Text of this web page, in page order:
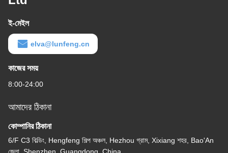
ই-মেইল
elva@lunfeng.cn
কাজের সময়
8:00-24:00
আমাদের ঠিকানা
কোম্পানির ঠিকানা
6/F C3 বিল্ডিং, Hengfeng শিল্প অঞ্চল, Hezhou গ্রাম, Xixiang শহর, Bao'An